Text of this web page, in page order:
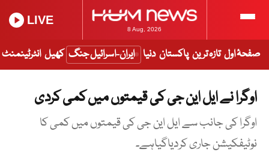
8 Aug, 2026
LIVE
صفحۂ اول تازہ ترین پاکستان دنیا ایران-اسرائیل جنگ کھیل انٹرٹینمنٹ
اوگرا نے ایل این جی کی قیمتوں میں کمی کردی
اوگرا کی جانب سے ایل این جی کی قیمتوں میں کمی کا
نوٹیفکیشن جاری کردیاگیاہے۔